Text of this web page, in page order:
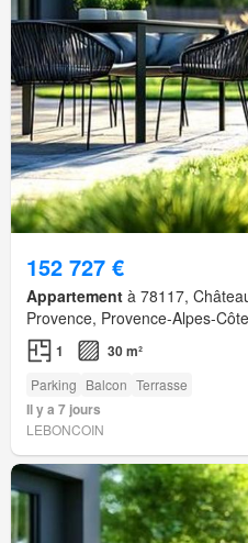
152 727 €
Appartement à 78117,
Provence, Provence-Alpes-
1 30 m²
Parking Balcon Terrasse
Il y a 7 jours
LEBONCOIN